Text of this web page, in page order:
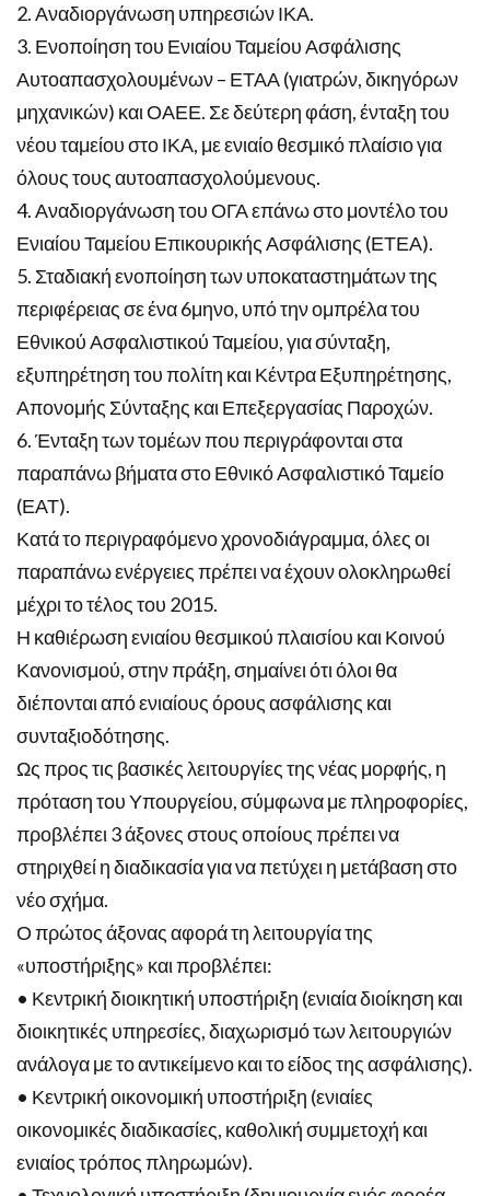
2. Αναδιοργάνωση υπηρεσιών ΙΚΑ.
3. Ενοποίηση του Ενιαίου Ταμείου Ασφάλισης
Αυτοαπασχολουμένων – ΕΤΑΑ (γιατρών, δικηγόρων
μηχανικών) και ΟΑΕΕ. Σε δεύτερη φάση, ένταξη του
νέου ταμείου στο ΙΚΑ, με ενιαίο θεσμικό πλαίσιο για
όλους τους αυτοαπασχολούμενους.
4. Αναδιοργάνωση του ΟΓΑ επάνω στο μοντέλο του
Ενιαίου Ταμείου Επικουρικής Ασφάλισης (ΕΤΕΑ).
5. Σταδιακή ενοποίηση των υποκαταστημάτων της
περιφέρειας σε ένα 6μηνο, υπό την ομπρέλα του
Εθνικού Ασφαλιστικού Ταμείου, για σύνταξη,
εξυπηρέτηση του πολίτη και Κέντρα Εξυπηρέτησης,
Απονομής Σύνταξης και Επεξεργασίας Παροχών.
6. Ένταξη των τομέων που περιγράφονται στα
παραπάνω βήματα στο Εθνικό Ασφαλιστικό Ταμείο
(ΕΑΤ).
Κατά το περιγραφόμενο χρονοδιάγραμμα, όλες οι
παραπάνω ενέργειες πρέπει να έχουν ολοκληρωθεί
μέχρι το τέλος του 2015.
Η καθιέρωση ενιαίου θεσμικού πλαισίου και Κοινού
Κανονισμού, στην πράξη, σημαίνει ότι όλοι θα
διέπονται από ενιαίους όρους ασφάλισης και
συνταξιοδότησης.
Ως προς τις βασικές λειτουργίες της νέας μορφής, η
πρόταση του Υπουργείου, σύμφωνα με πληροφορίες,
προβλέπει 3 άξονες στους οποίους πρέπει να
στηριχθεί η διαδικασία για να πετύχει η μετάβαση στο
νέο σχήμα.
Ο πρώτος άξονας αφορά τη λειτουργία της
«υποστήριξης» και προβλέπει:
• Κεντρική διοικητική υποστήριξη (ενιαία διοίκηση και
διοικητικές υπηρεσίες, διαχωρισμό των λειτουργιών
ανάλογα με το αντικείμενο και το είδος της ασφάλισης).
• Κεντρική οικονομική υποστήριξη (ενιαίες
οικονομικές διαδικασίες, καθολική συμμετοχή και
ενιαίος τρόπος πληρωμών).